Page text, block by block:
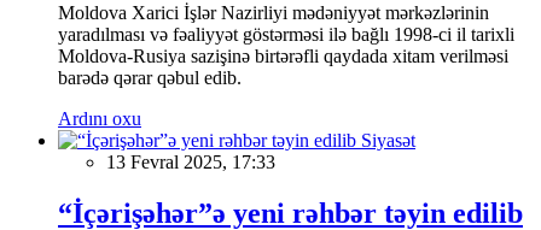
Moldova Xarici İşlər Nazirliyi mədəniyyət mərkəzlərinin
yaradılması və fəaliyyət göstərməsi ilə bağlı 1998-ci il tarixli
Moldova-Rusiya sazişinə birtərəfli qaydada xitam verilməsi
barədə qərar qəbul edib.
Ardını oxu
Siyasət
13 Fevral 2025, 17:33
“İçərişəhər”ə yeni rəhbər təyin edilib